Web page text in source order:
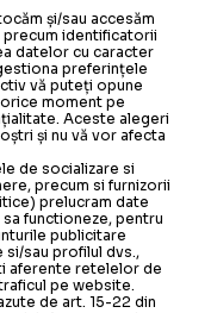
și/sau accesăm
identificatorii
datelor cu caracter
preferințele
vă puteți opune
moment pe
Aceste alegeri
și nu vă vor afecta
de socializare si
precum si furnizorii
prelucram date
functioneze, pentru
publicitare
si/sau profilul dvs.,
aferente retelelor de
pe website.
de art. 15-22 din